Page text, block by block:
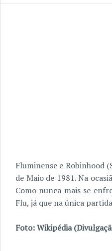
Fluminense e Robinhood
de Maio de 1981. Na
Como nunca mais se
Flu, já que na única
Foto: Wikipédia